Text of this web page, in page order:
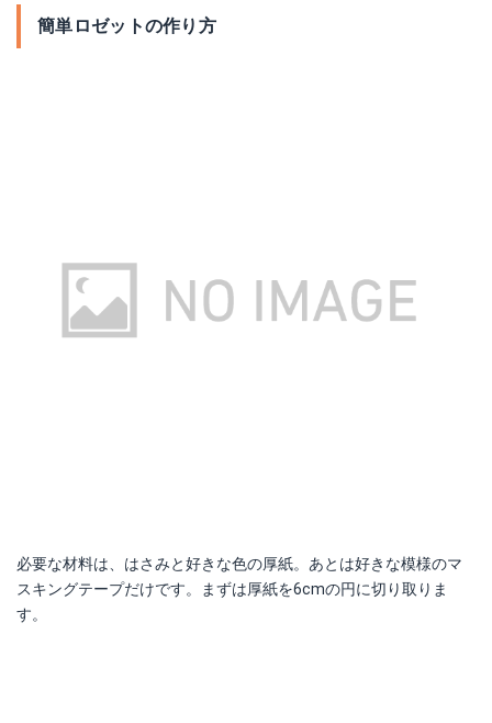
簡単ロゼットの作り方
必要な材料は、はさみと好きな色の厚紙。あとは好きな模様のマ
スキングテープだけです。まずは厚紙を6cmの円に切り取りま
す。